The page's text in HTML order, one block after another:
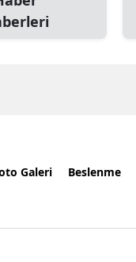
Galeri Beslenme